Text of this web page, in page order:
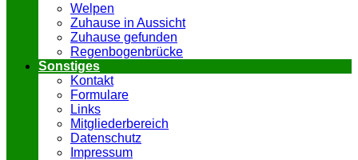
Welpen
Zuhause in Aussicht
Zuhause gefunden
Regenbogenbrücke
Sonstiges
Kontakt
Formulare
Links
Mitgliederbereich
Datenschutz
Impressum